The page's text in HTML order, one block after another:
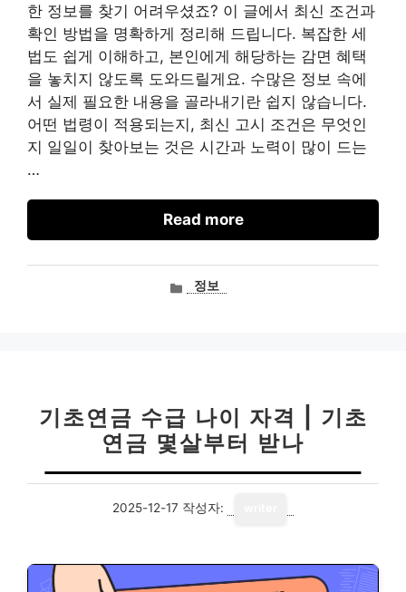
한 정보를 찾기 어려우셨죠? 이 글에서 최신 조건과
확인 방법을 명확하게 정리해 드립니다. 복잡한 세
법도 쉽게 이해하고, 본인에게 해당하는 감면 혜택
을 놓치지 않도록 도와드릴게요. 수많은 정보 속에
서 실제 필요한 내용을 골라내기란 쉽지 않습니다.
어떤 법령이 적용되는지, 최신 고시 조건은 무엇인
지 일일이 찾아보는 것은 시간과 노력이 많이 드는
…
Read more
카정보
기초연금 수급 나이 자격 | 기초
연금 몇살부터 받나
2025-12-17 작성자: